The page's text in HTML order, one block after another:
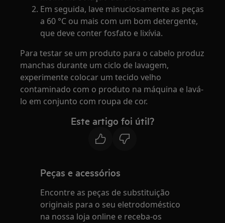
Em seguida, lave minuciosamente as peças
a 60 °C ou mais com um bom detergente,
que deve conter fosfato e lixívia.
Para testar se um produto para o cabelo produz
manchas durante um ciclo de lavagem,
experimente colocar um tecido velho
contaminado com o produto na máquina e lavá-
lo em conjunto com roupa de cor.
Este artigo foi útil?
Peças e acessórios
Encontre as peças de substituição
originais para o seu eletrodoméstico
na nossa loja online e receba-os